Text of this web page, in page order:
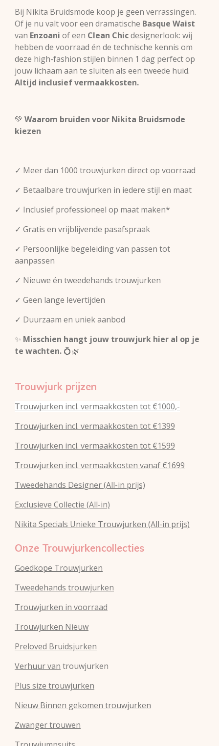
Bij Nikita Bruidsmode koop je geen verrassingen.
Of je nu valt voor een dramatische Basque Waist
van Enzoani of een Clean Chicdesignerlook: wij
hebben de voorraad én de technische kennis om
deze high-fashion stijlen binnen 1 dag perfect op
jouw lichaam aan te sluiten als een tweede huid.
Altijd inclusief vermaakkosten.
💚 Waarom bruiden voor Nikita Bruidsmode
kiezen
✓ Meer dan 1000 trouwjurken direct op voorraad
✓ Betaalbare trouwjurken in iedere stijl en maat
✓ Inclusief professioneel op maat maken*
✓ Gratis en vrijblijvende pasafspraak
✓ Persoonlijke begeleiding van passen tot
aanpassen
✓ Nieuwe én tweedehands trouwjurken
✓ Geen lange levertijden
✓ Duurzaam en uniek aanbod
✨ Misschien hangt jouw trouwjurk hier al op je
te wachten. 💍🌿
Trouwjurk prijzen
Trouwjurken incl. vermaakkosten tot €1000,-
Trouwjurken incl. vermaakkosten tot €1399
Trouwjurken incl. vermaakkosten tot €1599
Trouwjurken incl. vermaakkosten vanaf €1699
Tweedehands Designer (All-in prijs)
Exclusieve Collectie (All-in)
Nikita Specials Unieke Trouwjurken (All-in prijs)
Onze Trouwjurkencollecties
Goedkope Trouwjurken
Tweedehands trouwjurken
Trouwjurken in voorraad
Trouwjurken Nieuw
Preloved Bruidsjurken
Verhuur van trouwjurken
Plus size trouwjurken
Nieuw Binnen gekomen trouwjurken
Zwanger trouwen